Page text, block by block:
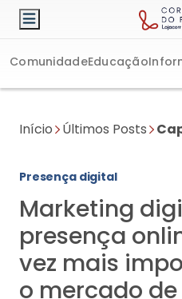
ComunidadeEducação
Início Últimos Posts
Presença digital
Marketing
presença
vez mais
o mercado